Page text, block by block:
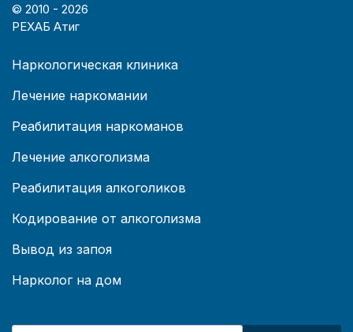
© 2010 - 2026
РЕХАБ Атиг
Наркологическая клиника
Лечение наркомании
Реабилитация наркоманов
Лечение алкоголизма
Реабилитация алкоголиков
Кодирование от алкоголизма
Вывод из запоя
Нарколог на дом